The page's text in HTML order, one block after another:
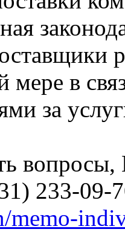
мере в
за
233-09-
memo-